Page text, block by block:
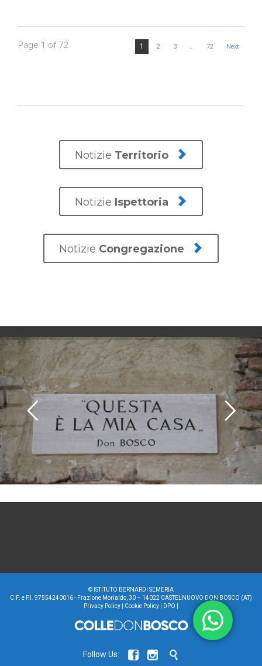
Page 1 of 72 1 2 3 … 72 Next
Notizie Territorio 
Notizie Ispettoria 
Notizie Congregazione 
© ISTITUTO BERNARDI SEMERIA
C.F. e P.I. 97554240016 - Frazione Morialdo, 30 – 14022 CASTELNUOVO DON BOSCO (AT)
Privacy Policy
Cookie Policy DPO
Follow Us:   